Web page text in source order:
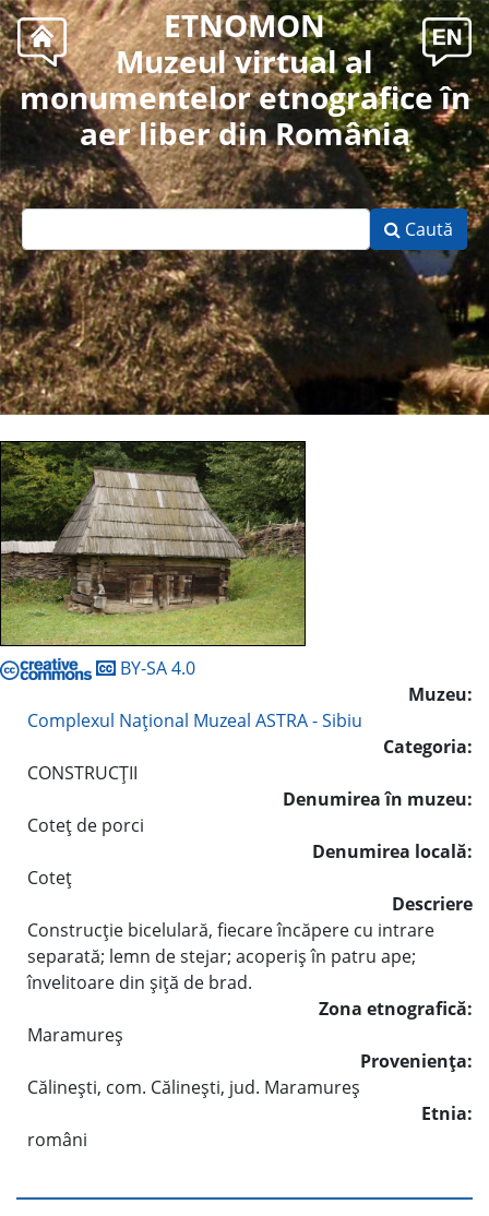
ETNOMON
Muzeul virtual al
monumentelor etnografice în
aer liber din România
Caută
BY-SA 4.0
Muzeu:
Complexul Naţional Muzeal ASTRA - Sibiu
Categoria:
CONSTRUCŢII
Denumirea în muzeu:
Coteţ de porci
Denumirea locală:
Coteţ
Descriere
Construcţie bicelulară, fiecare încăpere cu intrare
separată; lemn de stejar; acoperiş în patru ape;
învelitoare din şiţă de brad.
Zona etnografică:
Maramureş
Provenienţa:
Călineşti, com. Călineşti, jud. Maramureş
Etnia:
români